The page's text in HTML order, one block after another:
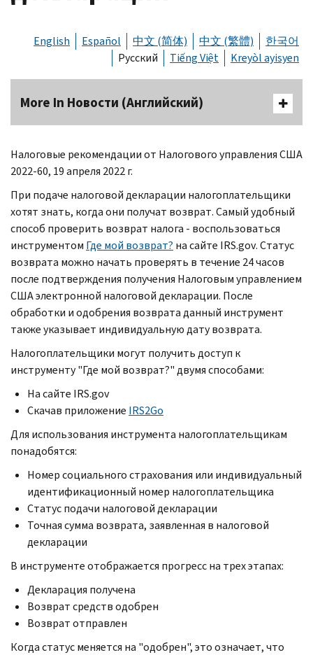
English Español 中文 (简体) 中文 (繁體)
한국어
Русский
Tiếng Việt Kreyòl ayisyen
More In Новости (Английский)
Налоговые рекомендации от Налогового управления США
2022-60, 19 апреля 2022 г.
При подаче налоговой декларации налогоплательщики
хотят знать, когда они получат возврат. Самый удобный
способ проверить возврат налога - воспользоваться
инструментом Где мой возврат? на сайте IRS.gov. Статус
возврата можно начать проверять в течение 24 часов
после подтверждения получения Налоговым управлением
США электронной налоговой декларации. После
обработки и одобрения возврата данный инструмент
также указывает индивидуальную дату возврата.
Налогоплательщики могут получить доступ к
инструменту "Где мой возврат?" двумя способами:
На сайте IRS.gov
Скачав приложение IRS2Go
Для использования инструмента налогоплательщикам
понадобятся:
Номер социального страхования или индивидуальный
идентификационный номер налогоплательщика
Статус подачи налоговой декларации
Точная сумма возврата, заявленная в налоговой
декларации
В инструменте отображается прогресс на трех этапах:
Декларация получена
Возврат средств одобрен
Возврат отправлен
Когда статус меняется на "одобрен", это означает, что